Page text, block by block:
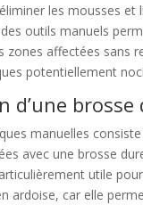
les mousses et
outils manuels
zones affectées sans
potentiellement
d’une brosse
manuelles
avec une brosse
utile
ardoise, car elle